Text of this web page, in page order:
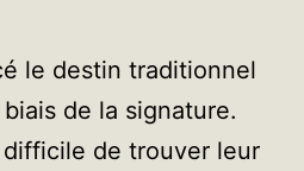
le destin traditionnel
de la signature.
difficile de trouver leur